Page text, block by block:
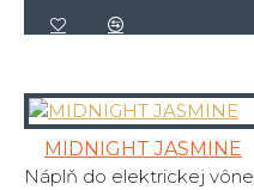
MIDNIGHT JASMINE
Náplň do elektrickej vône